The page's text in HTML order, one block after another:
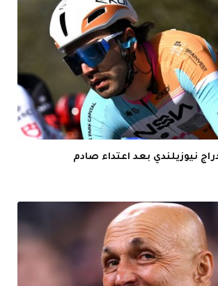
نيوزيلندي بعد اعتداء صادم